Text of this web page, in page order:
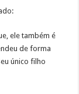
ele também é
de forma
único filho